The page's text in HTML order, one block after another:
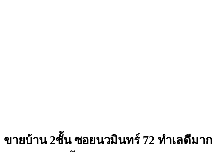
ขายบ้าน 2ชั้น ซอยนวมินทร์ 72 ทำเลดีมาก